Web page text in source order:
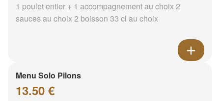
1 poulet entier + 1 accompagnement au choix 2
sauces au choix 2 boisson 33 cl au choix
Menu Solo Pilons
13.50 €